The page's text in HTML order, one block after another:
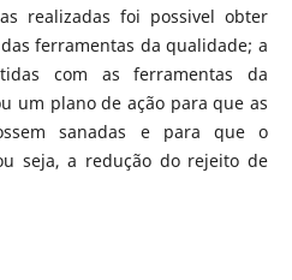
realizadas foi possivel obter
ferramentas da qualidade; a
com as ferramentas da
um plano de ação para que as
sanadas e para que o
seja, a redução do rejeito de